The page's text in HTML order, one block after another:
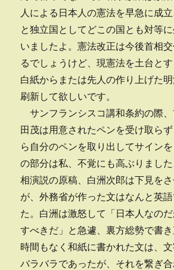
人による日本人の憲法を早急に成
と独立国としてどこの国とも対等
いましたよ。憲法改正は今後首相
るでしょうけど、現憲法を土台とす
白紙からまたは先人の作り上げた
刷新して欲しいです。
サンフランシスコ講和条約の際
田茂は用意されたペンを受け取ら
ら自分のペンを取り出してサイン
の部分は私、不覚にも高ぶりまし
相演説の原稿、白洲次郎は下見を
が、外務省が作った文はなんと英
た。白洲は激怒して「日本人なの
すべきだ」と急遽、裏方総勢で書
時間もなく和紙に書かれた文は、
バラバラであったが、それを繋ぎ合